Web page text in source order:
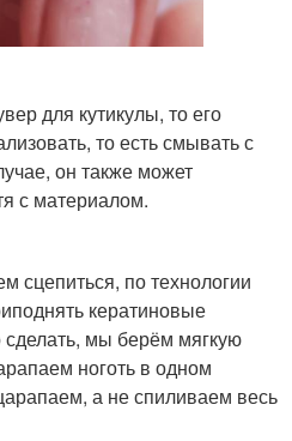
для кутикулы, то его
то есть смывать с
он также может
с материалом.
сцепиться, по технологии
кератиновые
сделать, мы берём мягкую
ноготь в одном
а не спиливаем весь